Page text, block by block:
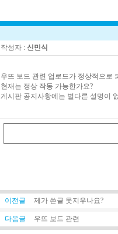
작성자 : 신민식
우뜨 보드 관련 업로드가 정상적으로
현재는 정상 작동 가능한가요?
게시판 공지사항에는 별다른 설명이
이전글 제가 쓴글 못지우나요?
다음글 우뜨 보드 관련